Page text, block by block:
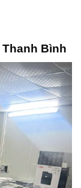
Bình